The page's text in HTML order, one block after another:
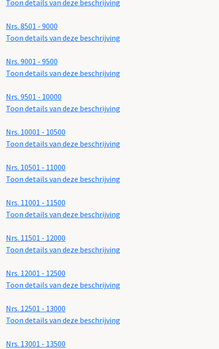
Toon details van deze beschrijving
Nrs. 8501 - 9000
Toon details van deze beschrijving
Nrs. 9001 - 9500
Toon details van deze beschrijving
Nrs. 9501 - 10000
Toon details van deze beschrijving
Nrs. 10001 - 10500
Toon details van deze beschrijving
Nrs. 10501 - 11000
Toon details van deze beschrijving
Nrs. 11001 - 11500
Toon details van deze beschrijving
Nrs. 11501 - 12000
Toon details van deze beschrijving
Nrs. 12001 - 12500
Toon details van deze beschrijving
Nrs. 12501 - 13000
Toon details van deze beschrijving
Nrs. 13001 - 13500